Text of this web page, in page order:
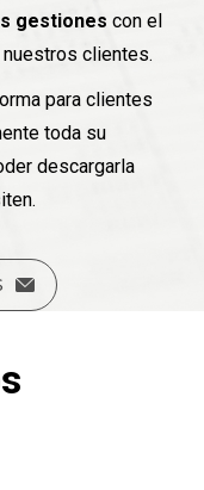
gestiones con el
clientes.
para clientes
toda su
descargarla